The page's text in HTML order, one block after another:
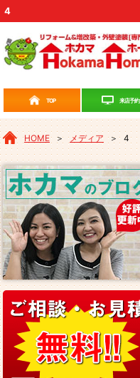
4
TOP 来店予約
HOME ＞ メディア ＞ 4